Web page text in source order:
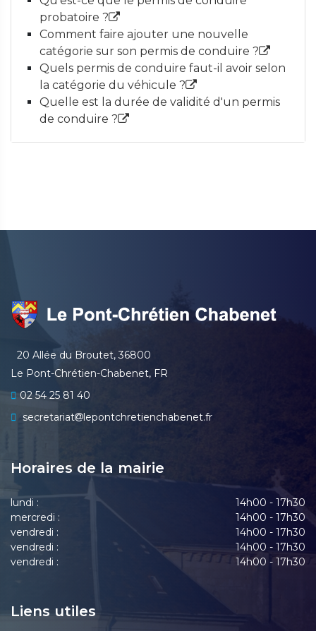
probatoire ?
Comment faire ajouter une nouvelle
catégorie sur son permis de conduire ?
Quels permis de conduire faut-il avoir selon
la catégorie du véhicule ?
Quelle est la durée de validité d'un permis
de conduire ?
20 Allée du Broutet, 36800
Le Pont-Chrétien-Chabenet, FR
02 54 25 81 40
secretariat
lepontchretienchabenet.fr
Horaires de la mairie
lundi :
14h00 - 17h30
mercredi :
14h00 - 17h30
vendredi :
14h00 - 17h30
vendredi :
14h00 - 17h30
vendredi :
14h00 - 17h30
Liens utiles